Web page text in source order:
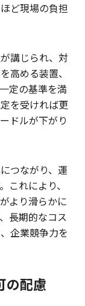
ど現場の負担
講じられ、対
高める装置、
定の基準を満
を受ければ更
ドルが下がり
つながり、運
これにより、
より滑らかに
長期的なコス
企業競争力を
の配慮